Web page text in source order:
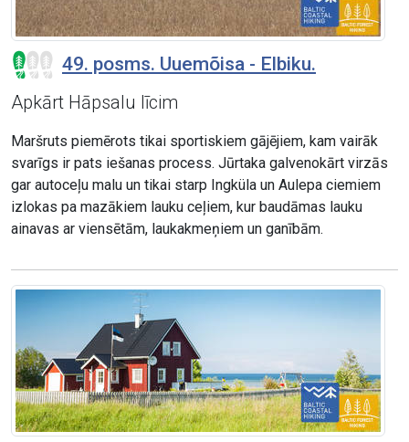
49. posms. Uuemõisa - Elbiku.
Apkārt Hāpsalu līcim
Maršruts piemērots tikai sportiskiem gājējiem, kam vairāk
svarīgs ir pats iešanas process. Jūrtaka galvenokārt virzās
gar autoceļu malu un tikai starp Ingküla un Aulepa ciemiem
izlokas pa mazākiem lauku ceļiem, kur baudāmas lauku
ainavas ar viensētām, laukakmeņiem un ganībām.